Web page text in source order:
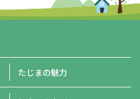
たじまの魅力